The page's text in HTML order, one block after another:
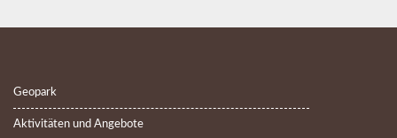
Geopark
Aktivitäten und Angebote